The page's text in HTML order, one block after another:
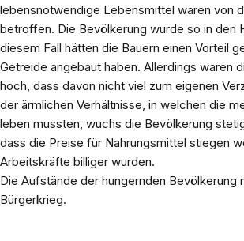
lebensnotwendige Lebensmittel waren von
betroffen. Die Bevölkerung wurde so in den
diesem Fall hätten die Bauern einen Vorteil
Getreide angebaut haben. Allerdings waren
hoch, dass davon nicht viel zum eigenen
der ärmlichen Verhältnisse, in welchen die
leben mussten, wuchs die Bevölkerung
dass die Preise für Nahrungsmittel stiegen
Arbeitskräfte billiger wurden.
Die Aufstände der hungernden Bevölkerung
Bürgerkrieg.